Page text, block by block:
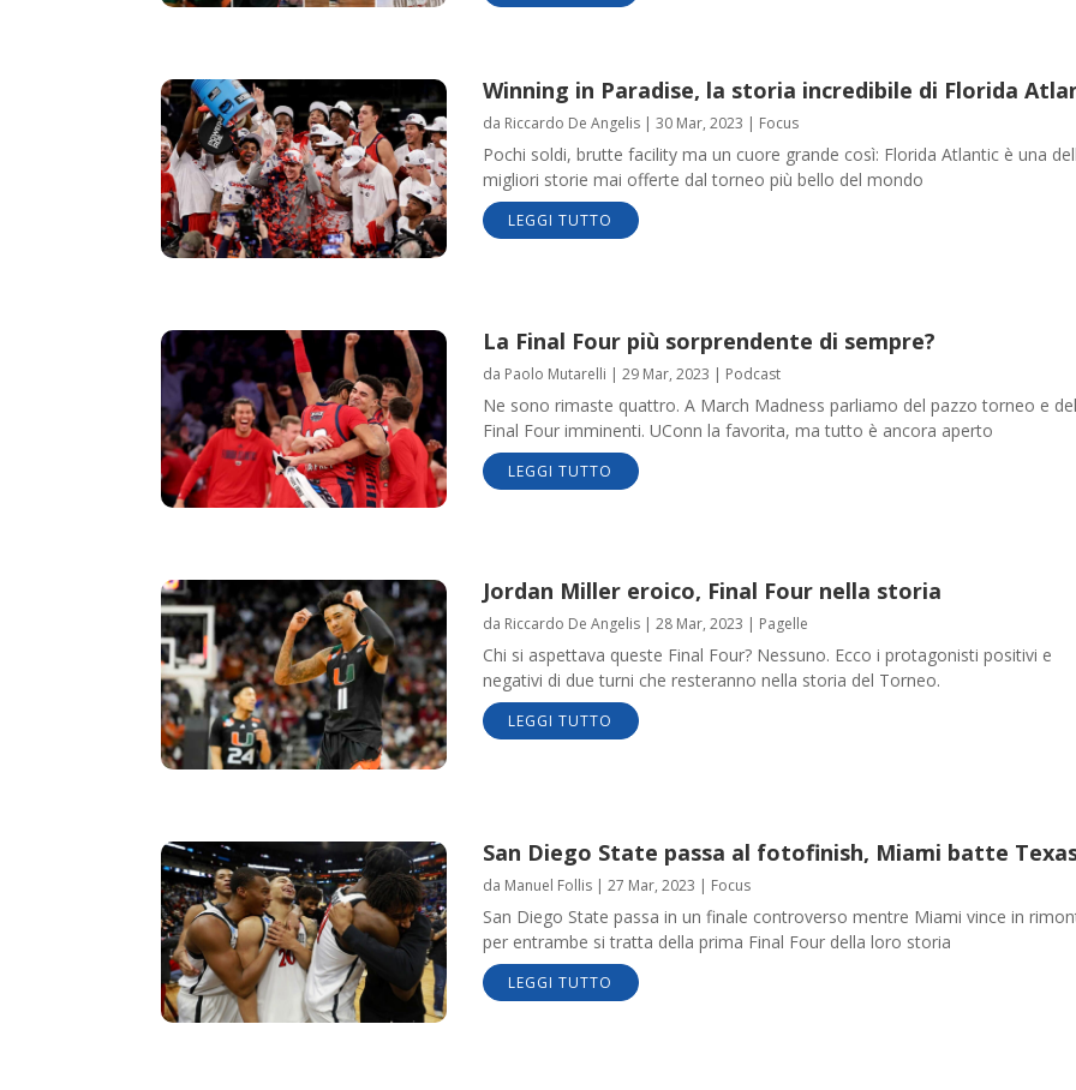
Winning in Paradise, la storia incredibile di Florida
da Riccardo De Angelis| 30 Mar, 2023 | Focus
Pochi soldi, brutte facility ma un cuore grande così: Florida Atlantic è una
migliori storie mai offerte dal torneo più bello del mondo
LEGGI TUTTO
La Final Four più sorprendente di sempre?
da Paolo Mutarelli | 29 Mar, 2023 | Podcast
Ne sono rimaste quattro. A March Madness parliamo del pazzo torneo e
Final Four imminenti. UConn la favorita, ma tutto è ancora aperto
LEGGI TUTTO
Jordan Miller eroico, Final Four nella storia
da Riccardo De Angelis| 28 Mar, 2023 | Pagelle
Chi si aspettava queste Final Four? Nessuno. Ecco i protagonisti positivi e
negativi di due turni che resteranno nella storia del Torneo.
LEGGI TUTTO
San Diego State passa al fotofinish, Miami batte
da Manuel Follis| 27 Mar, 2023 | Focus
San Diego State passa in un finale controverso mentre Miami vince in
per entrambe si tratta della prima Final Four della loro storia
LEGGI TUTTO